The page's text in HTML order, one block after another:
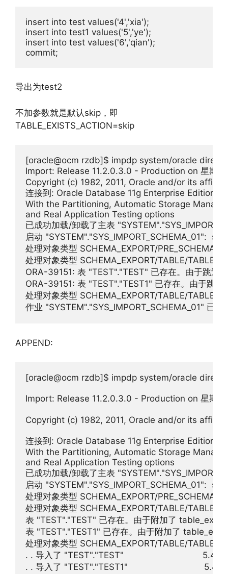
insert into test values('4','xia');
insert into test1 values('5','ye');
insert into test values('6','qian');
commit;
导出为test2
不加参数就是默认skip，即
TABLE_EXISTS_ACTION=skip
[oracle@ocm rzdb]$ impdp system/oracle
Import: Release 11.2.0.3.0 - Production on 星期
Copyright (c) 1982, 2011, Oracle and/or its
连接到: Oracle Database 11g Enterprise Edition
With the Partitioning, Automatic Storage
and Real Application Testing options
已成功加载/卸载了主表
启动
处理对象类型 SCHEMA_EXPORT/PRE_SCHEMA/
处理对象类型 SCHEMA_EXPORT/TABLE/TABLE
ORA-39151: 表 "TEST"."TEST" 已存在。由于跳过
ORA-39151: 表 "TEST"."TEST1" 已存在。由于跳
处理对象类型 SCHEMA_EXPORT/TABLE/
作业 "SYSTEM"."SYS_IMPORT_SCHEMA_01" 已
APPEND:
[oracle@ocm rzdb]$ impdp system/oracle
Import: Release 11.2.0.3.0 - Production on 星期
Copyright (c) 1982, 2011, Oracle and/or its
连接到: Oracle Database 11g Enterprise Edition
With the Partitioning, Automatic Storage
and Real Application Testing options
已成功加载/卸载了主表
启动 "SYSTEM"."SYS_IMPORT_SCHEMA_01":
处理对象类型 SCHEMA_EXPORT/PRE_SCHEMA/
处理对象类型 SCHEMA_EXPORT/TABLE/TABLE
表 "TEST"."TEST" 已存在。由于附加了
表 "TEST"."TEST1" 已存在。由于附加了
处理对象类型 SCHEMA_EXPORT/TABLE/
. . 导入了 "TEST"."TEST"
. . 导入了 "TEST"."TEST1"